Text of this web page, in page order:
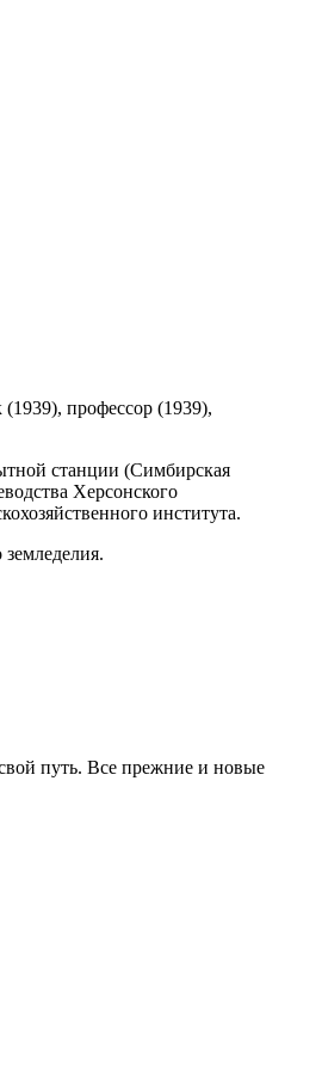
(1939), профессор (1939),
станции (Симбирская
Херсонского
института.
путь. Все прежние и новые